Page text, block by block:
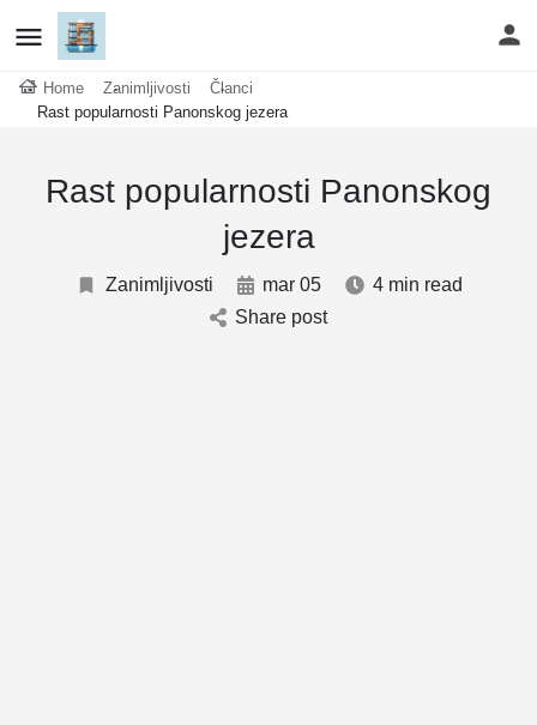
Home Zanimljivosti
Članci
Rast popularnosti Panonskog jezera
Rast popularnosti Panonskog
jezera
Zanimljivosti mar 05
4 min read
Share post